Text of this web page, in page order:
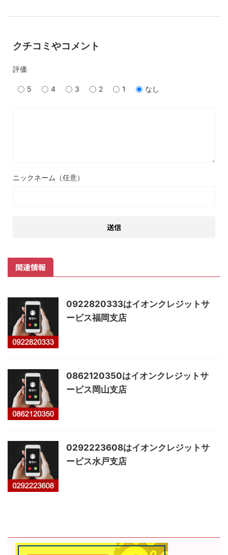
クチコミやコメント
評価
5 4 3 2 1 なし
ニックネーム（任意）
関連情報
0922820333はイオンクレジットサ
ービス福岡支店
0862120350はイオンクレジットサ
ービス岡山支店
0292223608はイオンクレジットサ
ービス水戸支店